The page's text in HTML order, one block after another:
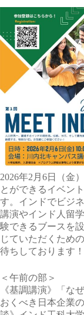
2026年2月6日（金
とができるイベン
す。インドでビジ
講演やインド人留
験できるブースを
じていただくため
待ちしております！
＜午前の部＞
《基調講演》「な
おくべき日本企業